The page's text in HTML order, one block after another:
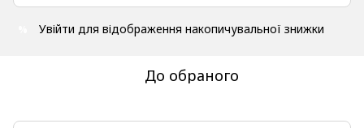
Увійти для відображення накопичувальної знижки
До обраного